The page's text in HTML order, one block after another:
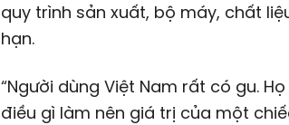
quy trình sản xuất, bộ máy, chất
hạn.
“Người dùng Việt Nam rất có gu.
điều gì làm nên giá trị của một